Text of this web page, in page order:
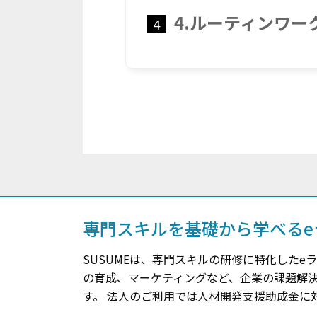
4 4.ルーティンワー
専門スキルを基礎から学べる
SUSUMEは、専門スキルの研修に特化したe
の育成、マーケティングなど、企業の課題
す。 法人のご利用では人材開発支援助成金に